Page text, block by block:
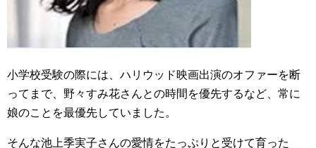
小学校受験の際には、ハリウッド映画出演のオファーを断
ってまで、野々すみ花さんとの時間を優先するなど、常に
娘のことを最優先していました。
そんな池上季実子さんの愛情をたっぷりと受けて育った